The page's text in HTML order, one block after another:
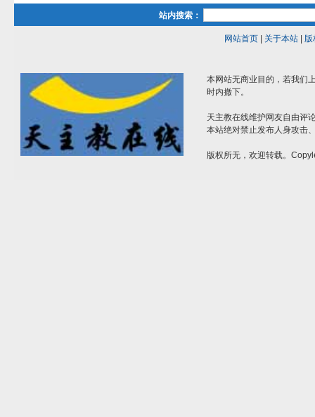
站内搜索：
网站首页| 关于本站| 版
本网站无商业目的，若我们
时内撤下。
天主教在线维护网友自由评
本站绝对禁止发布人身攻击
版权所无，欢迎转载。